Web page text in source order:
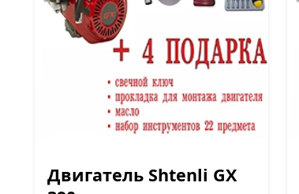
Двигатель Shtenli GX